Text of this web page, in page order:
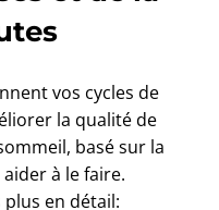
vos cycles de
la qualité de
basé sur la
à le faire.
en détail: